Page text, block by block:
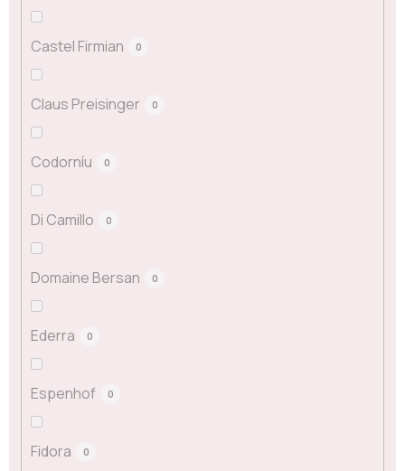
Castel Firmian 0
Claus Preisinger 0
Codorníu 0
Di Camillo 0
Domaine Bersan 0
Ederra 0
Espenhof 0
Fidora 0